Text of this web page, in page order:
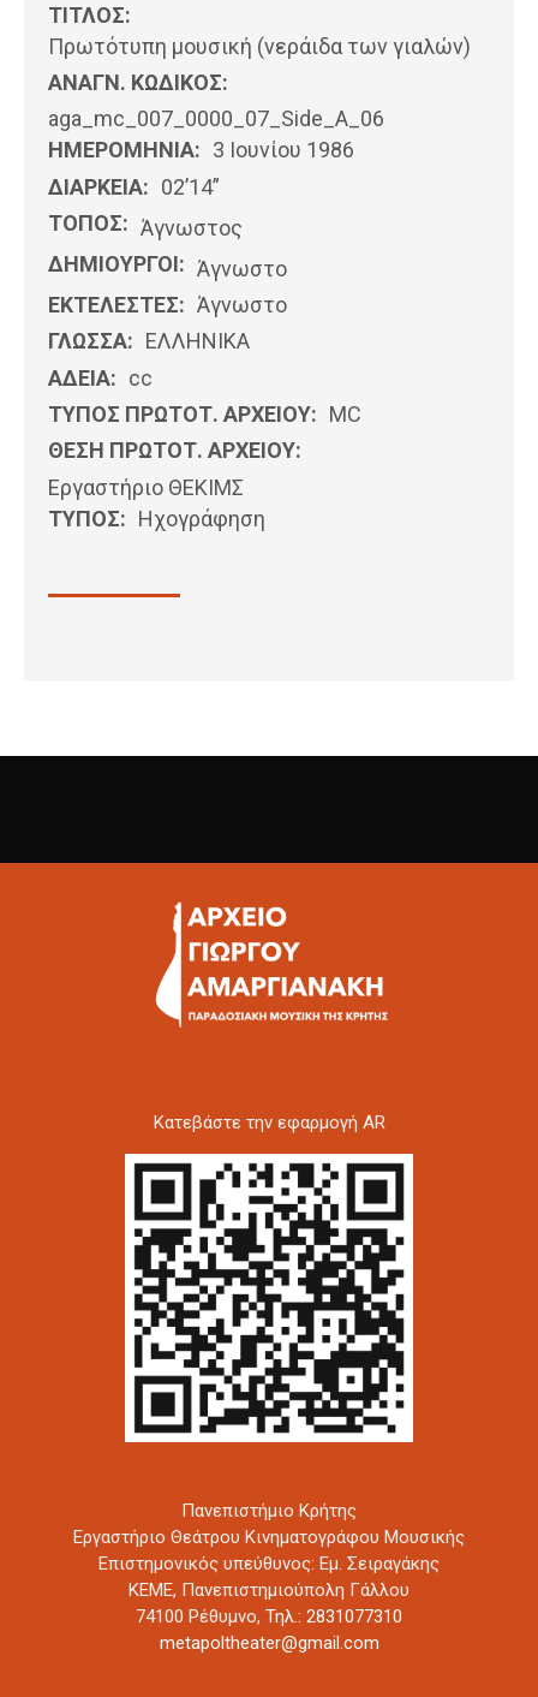
ΤΙΤΛΟΣ:
Πρωτότυπη μουσική (νεράιδα των γιαλών)
ΑΝΑΓΝ. ΚΩΔΙΚΟΣ:
aga_mc_007_0000_07_Side_A_06
ΗΜΕΡΟΜΗΝΊΑ: 3 Ιουνίου 1986
ΔΙΑΡΚΕΙΑ: 02’14”
ΤΟΠΟΣ: Άγνωστος
ΔΗΜΙΟΥΡΓΟΙ: Άγνωστο
ΕΚΤΕΛΕΣΤΕΣ: Άγνωστο
ΓΛΩΣΣΑ: ΕΛΛΗΝΙΚΆ
ΑΔΕΙΑ: cc
ΤΥΠΟΣ ΠΡΩΤΟΤ. ΑΡΧΕΙΟΥ: MC
ΘΕΣΗ ΠΡΩΤΟΤ. ΑΡΧΕΙΟΥ:
Εργαστήριο ΘΕΚΙΜΣ
ΤΥΠΟΣ: Ηχογράφηση
Kατεβάστε την εφαρμογή AR
Πανεπιστήμιο Κρήτης
Εργαστήριο Θεάτρου Κινηματογράφου Μουσικής
Επιστημονικός υπεύθυνος: Εμ. Σειραγάκης
ΚΕΜΕ, Πανεπιστημιούπολη Γάλλου
74100 Ρέθυμνο, Τηλ.: 2831077310
metapoltheater@gmail.com